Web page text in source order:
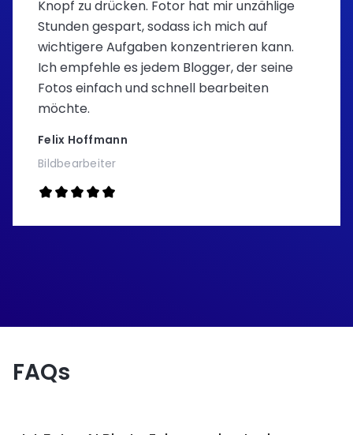
Knopf zu drücken. Fotor hat mir unzählige
Stunden gespart, sodass ich mich auf
wichtigere Aufgaben konzentrieren kann.
Ich empfehle es jedem Blogger, der seine
Fotos einfach und schnell bearbeiten
möchte.
Felix Hoffmann
Bildbearbeiter
FAQs